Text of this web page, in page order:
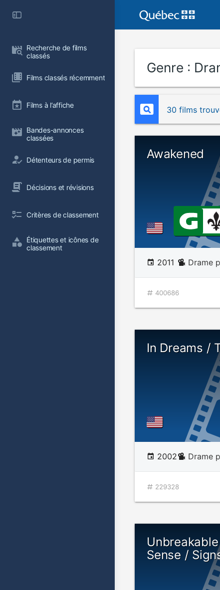
Recherche de films
classés
Films classés récemment
Films à l’affiche
Bandes-annonces
classées
Détenteurs de permis
Décisions et révisions
Critères de classement
Étiquettes et icônes de
classement
Genre :
30 films
Awakened
2011 Drame
400686
In Dreams /
2002 Drame
229328
Sense /